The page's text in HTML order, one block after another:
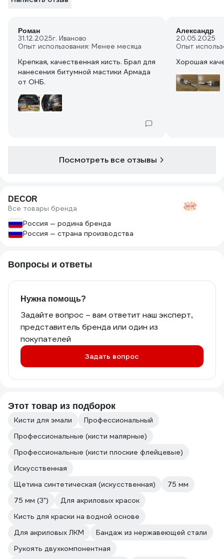
Роман
31.12.2025г. Иваново
Опыт использования: Менее месяца
Крепкая, качественная кисть. Брал для
нанесения битумной мастики Армада
от ОНБ.
Александр
20.05.2025
Опыт
Хорошая
Посмотреть все отзывы
DECOR
Все товары бренда
Россия — родина бренда
Россия — страна производства
Вопросы и ответы
Нужна помощь?
Задайте вопрос – вам ответит наш эксперт,
представитель бренда или один из
покупателей
Задать вопрос
Этот товар из подборок
Кисти для эмали
Профессиональный
Профессиональные (кисти малярные)
Профессиональные (кисти плоские флейцевые)
Искусственная
Щетина синтетическая (искусственная)
75 мм
75 мм (3")
Для акриловых красок
Кисть для краски на водной основе
Для акриловых ЛКМ
Бандаж из нержавеющей стали
Рукоять двухкомпонентная